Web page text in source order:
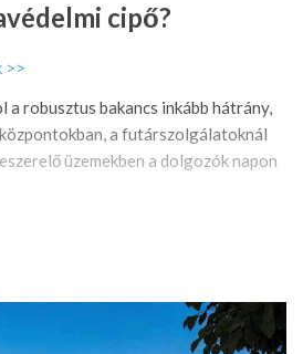
cipő?
>>
a robusztus bakancs inkább hátrány,
a futárszolgálatoknál
üzemekben a dolgozók napon